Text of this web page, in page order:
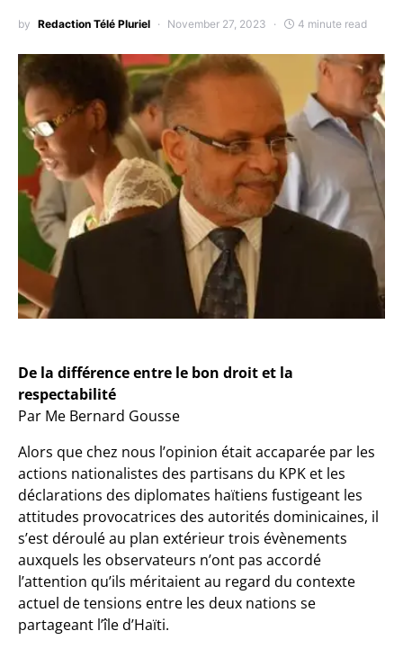
by Redaction Télé Pluriel November 27, 2023 4 minute read
De la différence entre le bon droit et la
respectabilité
Par Me Bernard Gousse
Alors que chez nous l’opinion était accaparée par les
actions nationalistes des partisans du KPK et les
déclarations des diplomates haïtiens fustigeant les
attitudes provocatrices des autorités dominicaines, il
s’est déroulé au plan extérieur trois évènements
auxquels les observateurs n’ont pas accordé
l’attention qu’ils méritaient au regard du contexte
actuel de tensions entre les deux nations se
partageant l’île d’Haïti.